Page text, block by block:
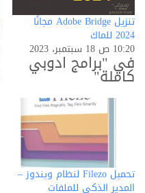
تنزيل Adobe Bridge مجانًا
2024 للماك
10:20 ص 18 سبتمبر، 2023
في "برامج ادوبي
كاملة"
تحميل Filezo لنظام ويندوز –
المدير الذكي للملفات